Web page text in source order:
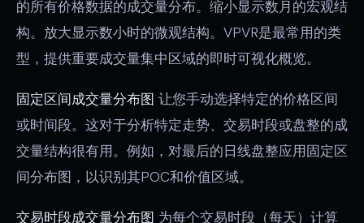
的所有价格数据的成交量分布。缩小显示数月的宏观结
构。放大显示数小时的微观结构。VPVR是最常用的类
型，提供重要成交量集中区域的即时可视化概览。
固定区间成交量分布图 让您手动选择特定的价格区间
或时间段。这对于分析特定走势、交易时段或盘整的成
交量结构很有用。例如，对最后的日线盘整应用固定区
间分布图，以识别其POC和价值区域。
交易时段成交量分布图 为每个交易时段（每天）计算